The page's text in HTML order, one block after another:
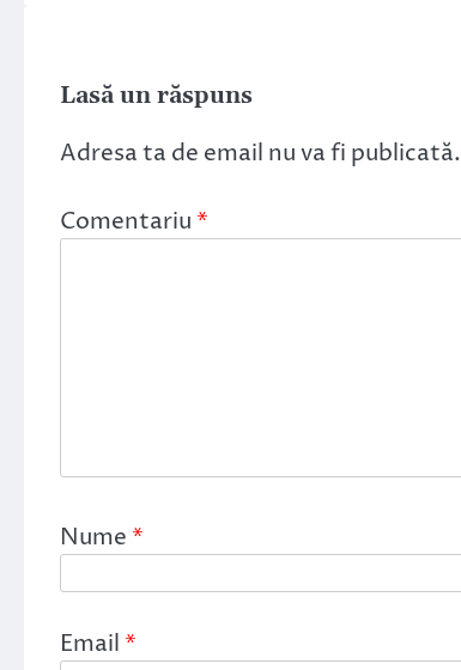
Lasă un răspuns
Adresa ta de email nu va fi publicată.
Comentariu *
Nume *
Email *